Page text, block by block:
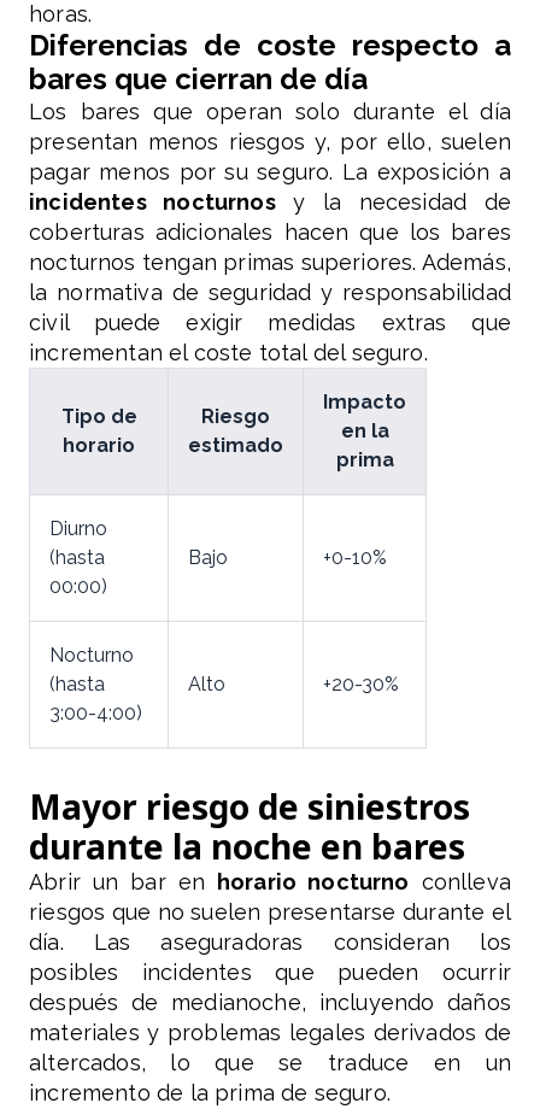
horas.
Diferencias de coste respecto a
bares que cierran de día
Los bares que operan solo durante el día
presentan menos riesgos y, por ello, suelen
pagar menos por su seguro. La exposición a
incidentes nocturnosy la necesidad de
coberturas adicionales hacen que los bares
nocturnos tengan primas superiores. Además,
la normativa de seguridad y responsabilidad
civil puede exigir medidas extras que
incrementan el coste total del seguro.
Tipo de
horario
Riesgo
estimado
Impacto
en la
prima
Diurno
(hasta
00:00)
Bajo +0-10%
Nocturno
(hasta
3:00-4:00)
Alto +20-30%
Mayor riesgo de siniestros
durante la noche en bares
Abrir un bar en horario nocturno conlleva
riesgos que no suelen presentarse durante el
día. Las aseguradoras consideran los
posibles incidentes que pueden ocurrir
después de medianoche, incluyendo daños
materiales y problemas legales derivados de
altercados, lo que se traduce en un
incremento de la prima de seguro.